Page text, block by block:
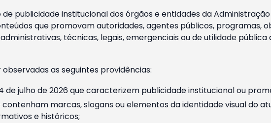
publicidade institucional dos órgãos e entidades da
que promovam autoridades, agentes públicos, programas,
técnicas, legais, emergenciais ou de utilidade
as seguintes providências:
julho de 2026 que caracterizem publicidade institucional ou
marcas, slogans ou elementos da identidade visual do
e históricos;